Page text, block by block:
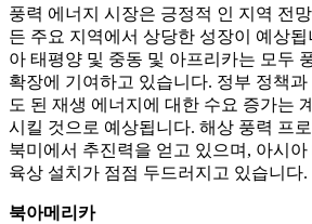
풍력 에너지 시장은 긍정적 인 지역 전
든 주요 지역에서 상당한 성장이 예상됩
아 태평양 및 중동 및 아프리카는 모두
확장에 기여하고 있습니다. 정부 정책
도 된 재생 에너지에 대한 수요 증가는
시킬 것으로 예상됩니다. 해상 풍력 프
북미에서 추진력을 얻고 있으며, 아시
육상 설치가 점점 두드러지고 있습니다.
북아메리카